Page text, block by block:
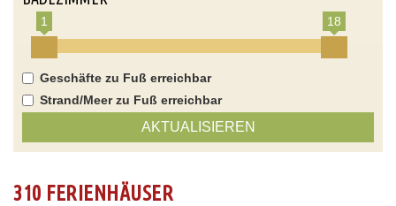
1 18
Geschäfte zu Fuß erreichbar
Strand/Meer zu Fuß erreichbar
AKTUALISIEREN
310 FERIENHÄUSER